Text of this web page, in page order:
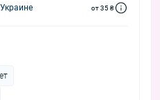
от 35 ₴